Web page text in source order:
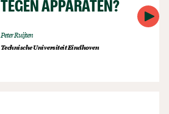
TEGEN APPARATEN?
Peter Ruijten
Technische Universiteit Eindhoven